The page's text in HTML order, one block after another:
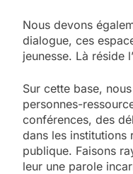
Nous devons
dialogue, ces
jeunesse. Là réside
Sur cette base,
personnes-
conférences, des
dans les institutions
publique. Faisons
leur une parole